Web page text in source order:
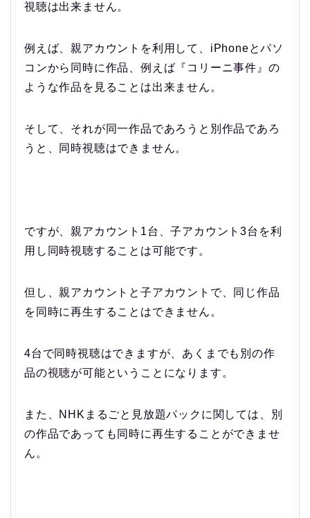
視聴は出来ません。
例えば、親アカウントを利用して、iPhoneとパソ
コンから同時に作品、例えば『コリーニ事件』の
ような作品を見ることは出来ません。
そして、それが同一作品であろうと別作品であろ
うと、同時視聴はできません。
ですが、親アカウント1台、子アカウント3台を利
用し同時視聴することは可能です。
但し、親アカウントと子アカウントで、同じ作品
を同時に再生することはできません。
4台で同時視聴はできますが、あくまでも別の作
品の視聴が可能ということになります。
また、NHKまるごと見放題パックに関しては、別
の作品であっても同時に再生することができませ
ん。